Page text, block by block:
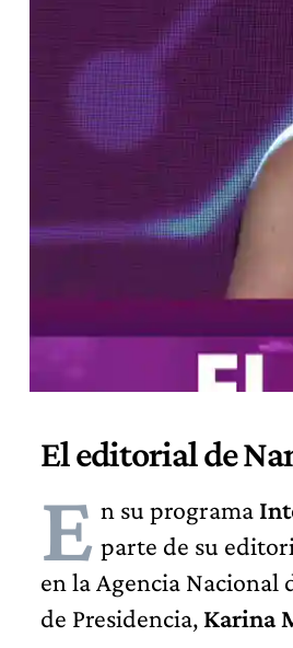
El editorial de
E n su programa
parte de su
en la Agencia Nacional
de Presidencia, Karina